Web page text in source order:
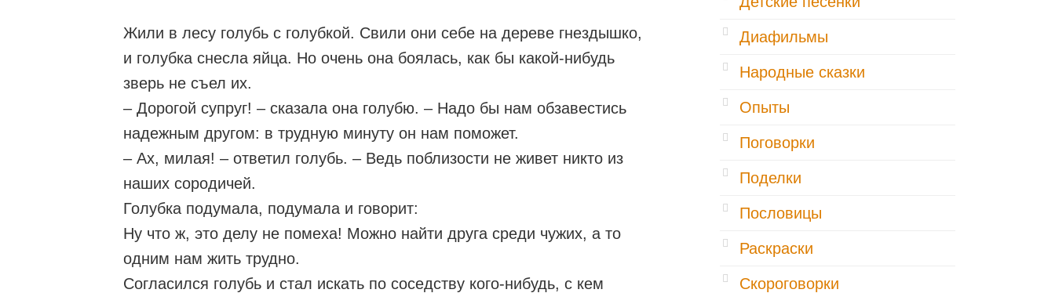
Жили в лесу голубь с голубкой. Свили они себе на дереве гнездышко,
и голубка снесла яйца. Но очень она боялась, как бы какой-нибудь
зверь не съел их.
– Дорогой супруг! – сказала она голубю. – Надо бы нам обзавестись
надежным другом: в трудную минуту он нам поможет.
– Ах, милая! – ответил голубь. – Ведь поблизости не живет никто из
наших сородичей.
Голубка подумала, подумала и говорит:
Ну что ж, это делу не помеха! Можно найти друга среди чужих, а то
одним нам жить трудно.
Согласился голубь и стал искать по соседству кого-нибудь, с кем
Диафильмы
Народные сказки
Опыты
Поговорки
Поделки
Пословицы
Раскраски
Скороговорки